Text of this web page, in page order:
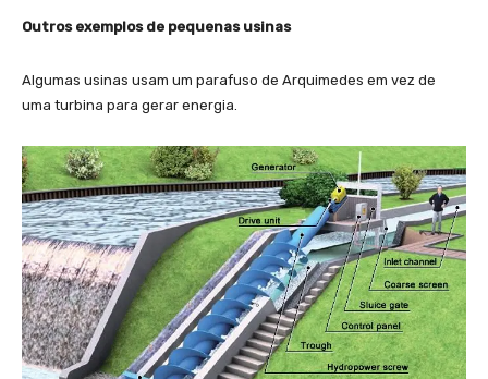
Outros exemplos de pequenas usinas
Algumas usinas usam um parafuso de Arquimedes em vez de
uma turbina para gerar energia.